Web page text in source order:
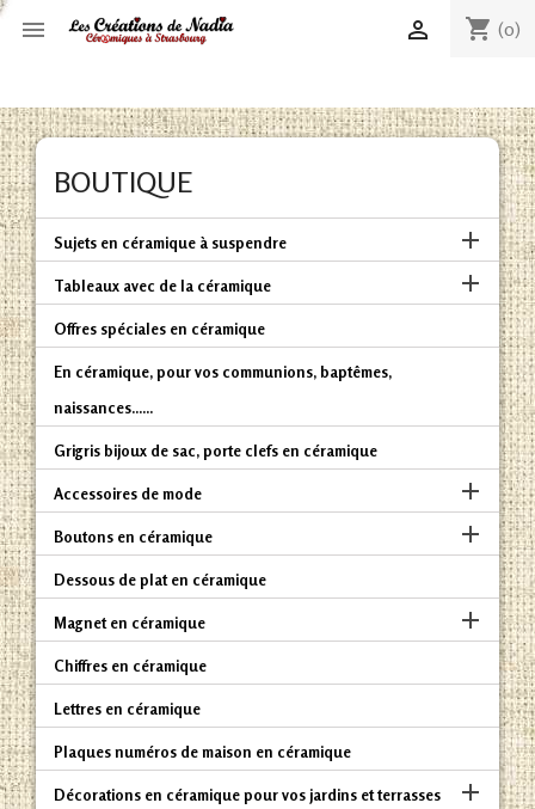
 shopping_cart (0)

BOUTIQUE
Sujets en céramique à suspendre 
Tableaux avec de la céramique 
Offres spéciales en céramique
En céramique, pour vos communions, baptêmes,
naissances......
Grigris bijoux de sac, porte clefs en céramique
Accessoires de mode 
Boutons en céramique 
Dessous de plat en céramique
Magnet en céramique 
Chiffres en céramique
Lettres en céramique
Plaques numéros de maison en céramique
Décorations en céramique pour vos jardins et terrasses 